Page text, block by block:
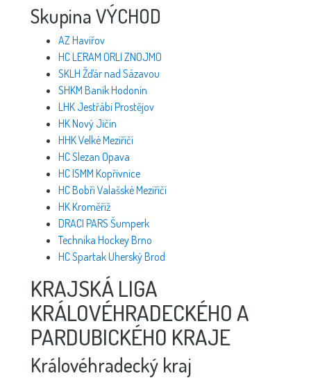
Skupina VÝCHOD
AZ Havířov
HC LERAM ORLI ZNOJMO
SKLH Žďár nad Sázavou
SHKM Baník Hodonín
LHK Jestřábi Prostějov
HK Nový Jičín
HHK Velké Meziříčí
HC Slezan Opava
HC ISMM Kopřivnice
HC Bobři Valašské Meziříčí
HK Kroměříž
DRACI PARS Šumperk
Technika Hockey Brno
HC Spartak Uherský Brod
KRAJSKÁ LIGA
KRÁLOVÉHRADECKÉHO A
PARDUBICKÉHO KRAJE
Královéhradecký kraj